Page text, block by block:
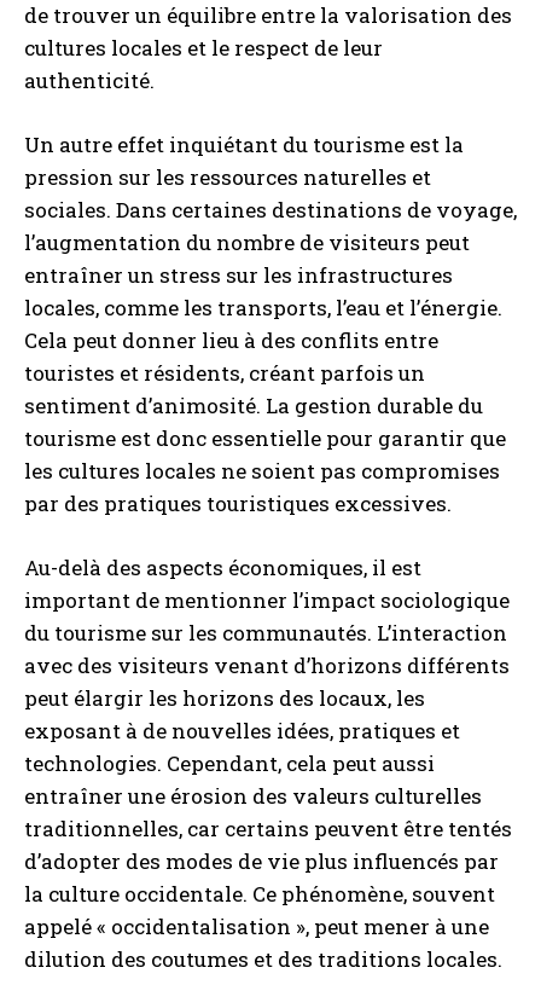
de trouver un équilibre entre la valorisation des
cultures locales et le respect de leur
authenticité.
Un autre effet inquiétant du tourisme est la
pression sur les ressources naturelles et
sociales. Dans certaines destinations de voyage,
l’augmentation du nombre de visiteurs peut
entraîner un stress sur les infrastructures
locales, comme les transports, l’eau et l’énergie.
Cela peut donner lieu à des conflits entre
touristes et résidents, créant parfois un
sentiment d’animosité. La gestion durable du
tourisme est donc essentielle pour garantir que
les cultures locales ne soient pas compromises
par des pratiques touristiques excessives.
Au-delà des aspects économiques, il est
important de mentionner l’impact sociologique
du tourisme sur les communautés. L’interaction
avec des visiteurs venant d’horizons différents
peut élargir les horizons des locaux, les
exposant à de nouvelles idées, pratiques et
technologies. Cependant, cela peut aussi
entraîner une érosion des valeurs culturelles
traditionnelles, car certains peuvent être tentés
d’adopter des modes de vie plus influencés par
la culture occidentale. Ce phénomène, souvent
appelé « occidentalisation », peut mener à une
dilution des coutumes et des traditions locales.